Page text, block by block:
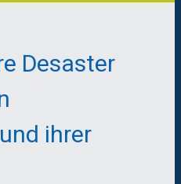
Desaster
ihrer